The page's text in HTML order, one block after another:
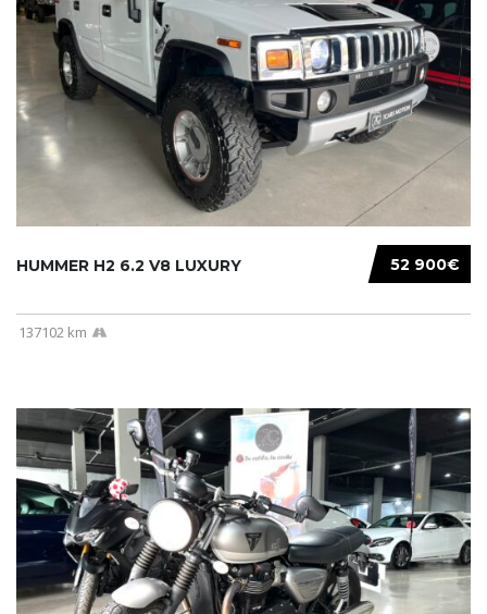
52 900€
HUMMER H2 6.2 V8 LUXURY
137102 km